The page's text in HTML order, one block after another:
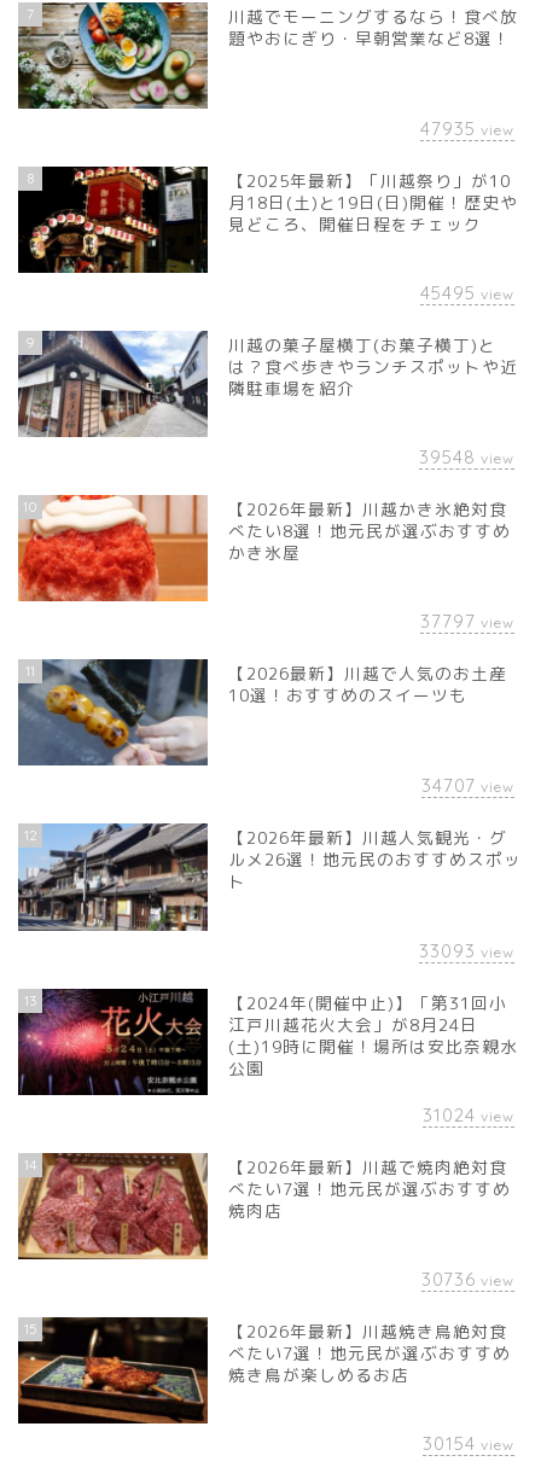
7
川越でモーニングするなら！食べ放
題やおにぎり・早朝営業など8選！
47935 view
8
【2025年最新】「川越祭り」が10
月18日(土)と19日(日)開催！歴史や
見どころ、開催日程をチェック
45495 view
9
川越の菓子屋横丁(お菓子横丁)と
は？食べ歩きやランチスポットや近
隣駐車場を紹介
39548 view
10
【2026年最新】川越かき氷絶対食
べたい8選！地元民が選ぶおすすめ
かき氷屋
37797 view
11
【2026最新】川越で人気のお土産
10選！おすすめのスイーツも
34707 view
12
【2026年最新】川越人気観光・グ
ルメ26選！地元民のおすすめスポッ
ト
33093 view
13
【2024年(開催中止)】「第31回小
江戸川越花火大会」が8月24日
(土)19時に開催！場所は安比奈親水
公園
31024 view
14
【2026年最新】川越で焼肉絶対食
べたい7選！地元民が選ぶおすすめ
焼肉店
30736 view
15
【2026年最新】川越焼き鳥絶対食
べたい7選！地元民が選ぶおすすめ
焼き鳥が楽しめるお店
30154 view